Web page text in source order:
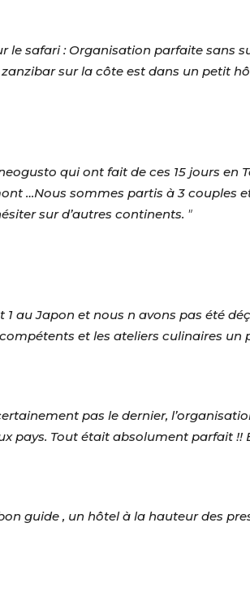
le safari : Organisation parfaite sans
sur la côte est dans un petit
qui ont fait de ces 15 jours en
…Nous sommes partis à 3 couples
sur d’autres continents. "
au Japon et nous n avons pas été
et les ateliers culinaires un
pas le dernier,
pays. Tout était absolument parfait
guide , un hôtel à la hauteur des